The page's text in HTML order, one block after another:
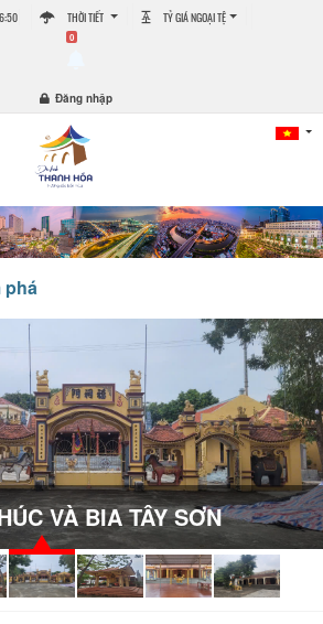
THỜI TIẾT TỶ GIÁ NGOẠI TỆ
0
Đăng nhập
phá
VÀ BIA TÂY SƠN